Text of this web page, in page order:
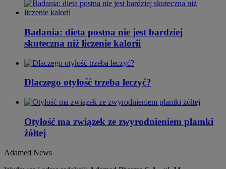
Badania: dieta postna nie jest bardziej
skuteczna niż liczenie kalorii
Dlaczego otyłość trzeba leczyć?
Otyłość ma związek ze zwyrodnieniem plamki
żółtej
Adamed News